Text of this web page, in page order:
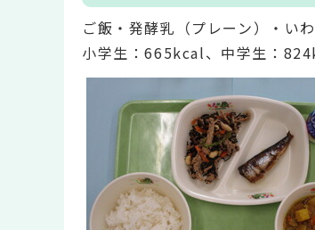
ご飯・発酵乳（プレーン）・い
小学生：665kcal、中学生：